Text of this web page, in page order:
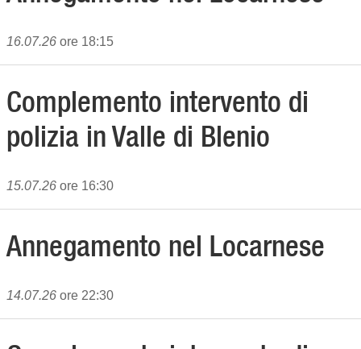
16.07.26 ore 18:15
Complemento intervento di
polizia in Valle di Blenio
15.07.26 ore 16:30
Annegamento nel Locarnese
14.07.26 ore 22:30